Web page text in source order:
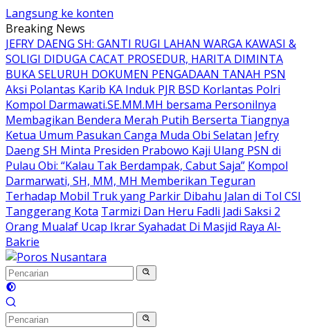
Langsung ke konten
Breaking News
JEFRY DAENG SH: GANTI RUGI LAHAN WARGA KAWASI &
SOLIGI DIDUGA CACAT PROSEDUR, HARITA DIMINTA
BUKA SELURUH DOKUMEN PENGADAAN TANAH PSN
Aksi Polantas Karib KA Induk PJR BSD Korlantas Polri
Kompol Darmawati.SE.MM.MH bersama Personilnya
Membagikan Bendera Merah Putih Berserta Tiangnya
Ketua Umum Pasukan Canga Muda Obi Selatan Jefry
Daeng SH Minta Presiden Prabowo Kaji Ulang PSN di
Pulau Obi: “Kalau Tak Berdampak, Cabut Saja” Kompol
Darmarwati, SH, MM, MH Memberikan Teguran
Terhadap Mobil Truk yang Parkir Dibahu Jalan di Tol CSI
Tanggerang Kota Tarmizi Dan Heru Fadli Jadi Saksi 2
Orang Mualaf Ucap Ikrar Syahadat Di Masjid Raya Al-
Bakrie